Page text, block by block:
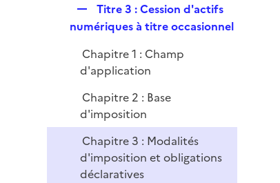
i
e
r
e
l
i
e
r
Titre 3 : Cession d'actifs
numériques à titre occasionnel
Chapitre 1 : Champ
d'application
Chapitre 2 : Base
d'imposition
Chapitre 3 : Modalités
d'imposition et obligations
déclaratives